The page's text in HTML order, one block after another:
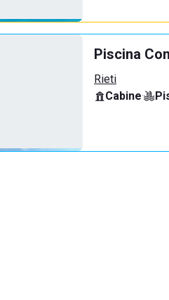
Piscina
Rieti
Cabine·